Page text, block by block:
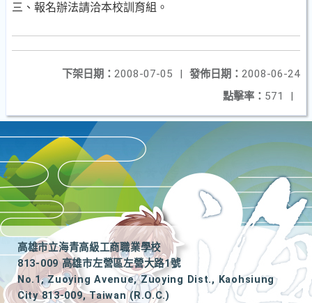
三、報名辦法請洽本校訓育組。
發佈日期： 2008-06-24
下架日期： 2008-07-05
|
點擊率： 571 |
高雄市立海青高級工商職業學校
813-009 高雄市左營區左營大路1號
No.1, Zuoying Avenue, Zuoying Dist., Kaohsiung
City 813-009, Taiwan (R.O.C.)